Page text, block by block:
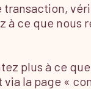
ce que
plus à ce
la page «